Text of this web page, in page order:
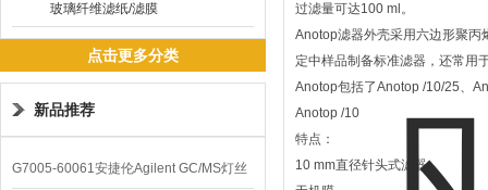
玻璃纤维滤纸/滤膜
点击更多分类
新品推荐
G7005-60061安捷伦Agilent GC/MS灯丝
过滤量可达100 ml。
Anotop滤器外壳采用六边形聚
定中样品制备标准滤器，还常用
Anotop包括了Anotop /10/25、
Anotop /10
特点：
10 mm直径针头式滤器